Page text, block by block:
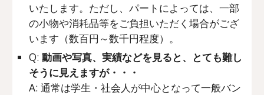
いたします。ただし、パートによっては、一部
の小物や消耗品等をご負担いただく場合がござ
います（数百円～数千円程度）。
Q:動画や写真、実績などを見ると、とても難し
そうに見えますが・・・
A: 通常は学生・社会人が中心となって一般バン